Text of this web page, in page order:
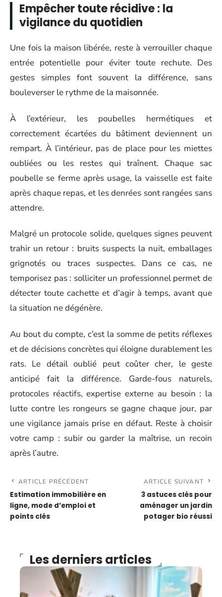
Empêcher toute récidive : la
vigilance du quotidien
Une fois la maison libérée, reste à verrouiller chaque
entrée potentielle pour éviter toute rechute. Des
gestes simples font souvent la différence, sans
bouleverser le rythme de la maisonnée.
À l’extérieur, les poubelles hermétiques et
correctement écartées du bâtiment deviennent un
rempart. À l’intérieur, pas de place pour les miettes
oubliées ou les restes qui traînent. Chaque sac
poubelle se ferme après usage, la vaisselle est faite
après chaque repas, et les denrées sont rangées sans
attendre.
Malgré un protocole solide, quelques signes peuvent
trahir un retour : bruits suspects la nuit, emballages
grignotés ou traces suspectes. Dans ce cas, ne
temporisez pas : solliciter un professionnel permet de
détecter toute cachette et d’agir à temps, avant que
la situation ne dégénère.
Au bout du compte, c’est la somme de petits réflexes
et de décisions concrètes qui éloigne durablement les
rats. Le détail oublié peut coûter cher, le geste
anticipé fait la différence. Garde-fous naturels,
protocoles réactifs, expertise externe au besoin : la
lutte contre les rongeurs se gagne chaque jour, par
une vigilance jamais prise en défaut. Reste à choisir
votre camp : subir ou garder la maîtrise, un recoin
après l’autre.
ARTICLE PRÉCÉDENT
Estimation immobilière en
ligne, mode d’emploi et
points clés
ARTICLE SUIVANT
3 astuces clés pour
aménager un jardin
potager bio réussi
Les derniers articles